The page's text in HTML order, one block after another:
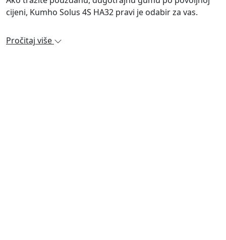
cijeni, Kumho Solus 4S HA32 pravi je odabir za vas.
Pročitaj više